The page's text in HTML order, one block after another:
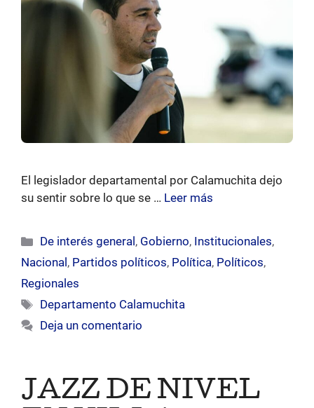
El legislador departamental por Calamuchita dejo
su sentir sobre lo que se … Leer más
Categorías
De interés general , Gobierno, Institucionales,
Nacional , Partidos políticos, Política, Políticos,
Regionales
Etiquetas
Departamento Calamuchita
Deja un comentario
JAZZ DE NIVEL